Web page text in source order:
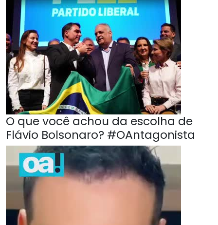
O que você achou da escolha de
Flávio Bolsonaro? #OAntagonista